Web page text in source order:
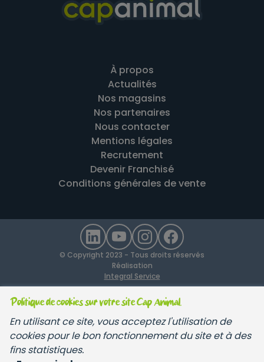
Politique de cookies sur votre site Cap Animal.
En utilisant ce site, vous acceptez l'utilisation de
cookies pour le bon fonctionnement du site et à des
fins statistiques.
À propos
Actualités
Nos magasins
Nos partenaires
Nous contacter
Mentions légales
Recrutement
Devenir Franchisé
Conditions générales de vente
© Copyright 2023 - Tous droits réservés
Réalisation
Integral Service